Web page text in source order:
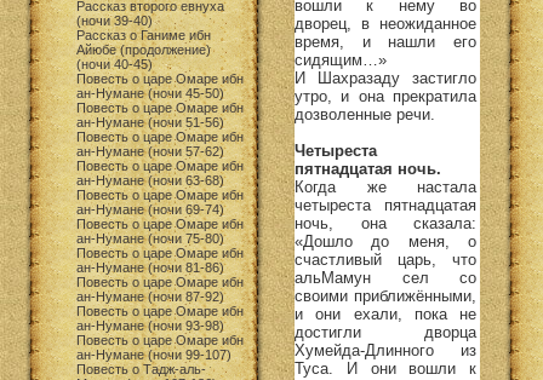
Рассказ второго евнуха
(ночи 39-40)
Рассказ о Ганиме ибн
Айюбе (продолжение)
(ночи 40-45)
Повесть о царе Омаре ибн
ан-Нумане (ночи 45-50)
Повесть о царе Омаре ибн
ан-Нумане (ночи 51-56)
Повесть о царе Омаре ибн
ан-Нумане (ночи 57-62)
Повесть о царе Омаре ибн
ан-Нумане (ночи 63-68)
Повесть о царе Омаре ибн
ан-Нумане (ночи 69-74)
Повесть о царе Омаре ибн
ан-Нумане (ночи 75-80)
Повесть о царе Омаре ибн
ан-Нумане (ночи 81-86)
Повесть о царе Омаре ибн
ан-Нумане (ночи 87-92)
Повесть о царе Омаре ибн
ан-Нумане (ночи 93-98)
Повесть о царе Омаре ибн
ан-Нумане (ночи 99-107)
Повесть о Тадж-аль-
вошли к нему во
дворец, в неожиданное
время, и нашли его
сидящим…»
И Шахразаду застигло
утро, и она прекратила
дозволенные речи.
Четыреста
пятнадцатая ночь.
Когда же настала
четыреста пятнадцатая
ночь, она сказала:
«Дошло до меня, о
счастливый царь, что
альМамун сел со
своими приближёнными,
и они ехали, пока не
достигли дворца
Хумейда-Длинного из
Туса. И они вошли к